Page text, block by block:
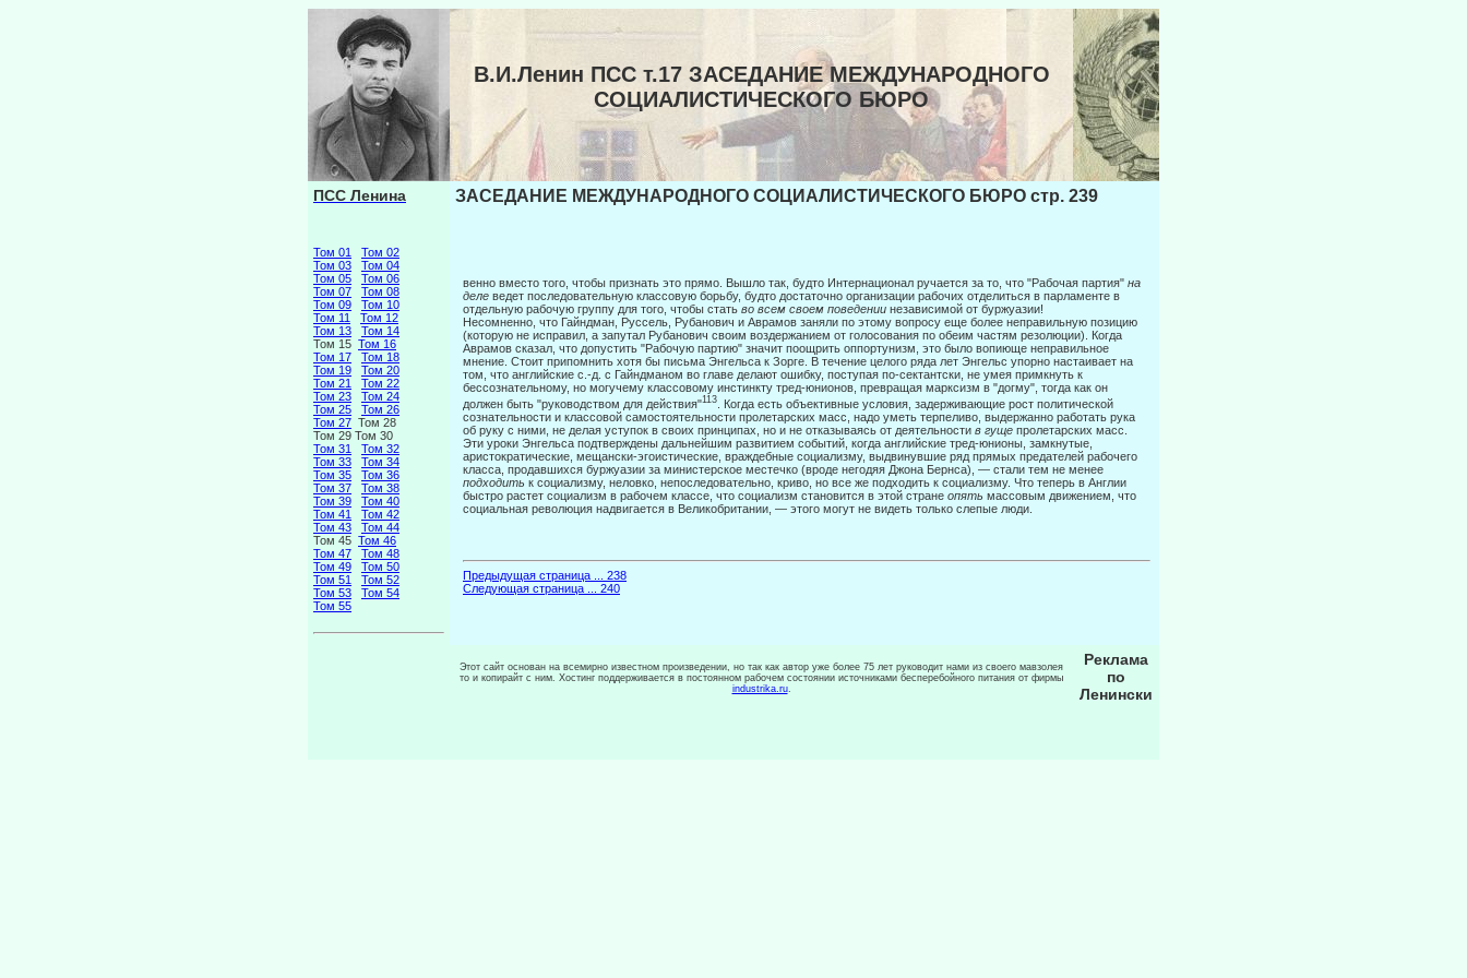
В.И.Ленин ПСС т.17 ЗАСЕДАНИЕ МЕЖДУНАРОДНОГО
СОЦИАЛИСТИЧЕСКОГО БЮРО
ПСС Ленина
Том 01
Том 02
Том 03
Том 04
Том 05
Том 06
Том 07
Том 08
Том 09
Том 10
Том 11
Том 12
Том 13
Том 14
Том 15 Том 16
Том 17
Том 18
Том 19
Том 20
Том 21
Том 22
Том 23
Том 24
Том 25
Том 26
Том 27 Том 28
Том 29 Том 30
Том 31
Том 32
Том 33
Том 34
Том 35
Том 36
Том 37
Том 38
Том 39
Том 40
Том 41
Том 42
Том 43
Том 44
Том 45 Том 46
Том 47
Том 48
Том 49
Том 50
Том 51
Том 52
Том 53
Том 54
Том 55
ЗАСЕДАНИЕ МЕЖДУНАРОДНОГО СОЦИАЛИСТИЧЕСКОГО БЮРО стр. 239
венно вместо того, чтобы признать это прямо. Вышло так, будто Интернационал руча­ется за то, что "Рабочая партия" на
деле ведет последовательную классовую борьбу, будто достаточно организации рабочих отделиться в парламенте в
отдельную рабочую группу для того, чтобы стать во всем своем поведении независимой от буржуазии!
Несомненно, что Гайндман, Руссель, Рубанович и Аврамов заняли по этому вопросу еще более неправильную позицию
(которую не исправил, а запутал Рубанович своим воздержанием от голосования по обеим частям резолюции). Когда
Аврамов сказал, что допустить "Рабочую партию" значит поощрить оппортунизм, это было вопиюще не­правильное
мнение. Стоит припомнить хотя бы письма Энгельса к Зорге. В течение це­лого ряда лет Энгельс упорно настаивает на
том, что английские с.-д. с Гайндманом во главе делают ошибку, поступая по-сектантски, не умея примкнуть к
бессознательному, но могучему классовому инстинкту тред-юнионов, превращая марксизм в "догму", то­гда как он
должен быть "руководством для действия"113 . Когда есть объективные усло­вия, задерживающие рост политической
сознательности и классовой самостоятельно­сти пролетарских масс, надо уметь терпеливо, выдержанно работать рука
об руку с ни­ми, не делая уступок в своих принципах, но и не отказываясь от деятельности в гуще пролетарских масс.
Эти уроки Энгельса подтверждены дальнейшим развитием собы­тий, когда английские тред-юнионы, замкнутые,
аристократические, мещански-эгоистические, враждебные социализму, выдвинувшие ряд прямых предателей рабоче­го
класса, продавшихся буржуазии за министерское местечко (вроде негодяя Джона Бернса), — стали тем не менее
подходить к социализму, неловко, непоследовательно, криво, но все же подходить к социализму. Что теперь в Англии
быстро растет социа­лизм в рабочем классе, что социализм становится в этой стране опять массовым дви­жением, что
социальная революция надвигается в Великобритании, — этого могут не видеть только слепые люди.
Предыдущая страница ... 238
Следующая страница ... 240
Этот сайт основан на всемирно известном произведении, но так как автор уже более 75 лет руководит нами из своего мавзолея
то и копирайт с ним. Хостинг поддерживается в постоянном рабочем состоянии источниками бесперебойного питания от фирмы
industrika.ru.
Реклама
по
Ленински